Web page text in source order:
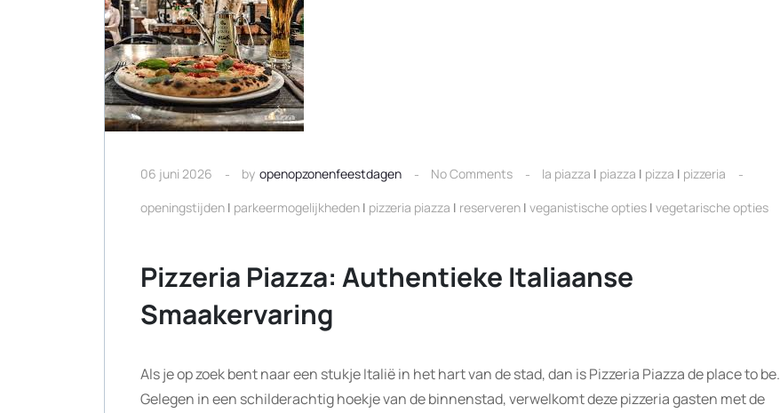
06 juni 2026 by openopzonenfeestdagen No Comments la piazza | piazza | pizza | pizzeria
openingstijden | parkeermogelijkheden | pizzeria piazza | reserveren | veganistische opties | vegetarische opties
Pizzeria Piazza: Authentieke Italiaanse
Smaakervaring
Als je op zoek bent naar een stukje Italië in het hart van de stad, dan is Pizzeria Piazza de place to be.
Gelegen in een schilderachtig hoekje van de binnenstad, verwelkomt deze pizzeria gasten met de